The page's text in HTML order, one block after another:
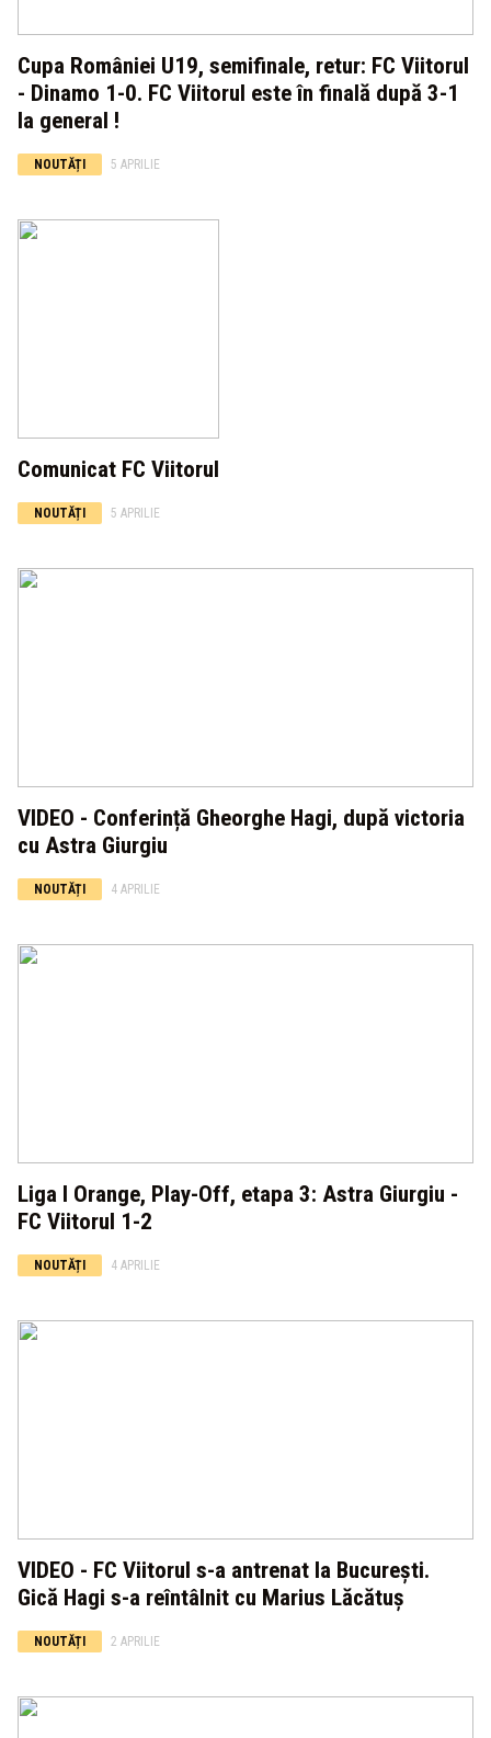
Cupa României U19, semifinale, retur: FC Viitorul
- Dinamo 1-0. FC Viitorul este în finală după 3-1
la general !
NOUTĂȚI 5 APRILIE
Comunicat FC Viitorul
NOUTĂȚI 5 APRILIE
VIDEO - Conferință Gheorghe Hagi, după victoria
cu Astra Giurgiu
NOUTĂȚI 4 APRILIE
Liga I Orange, Play-Off, etapa 3: Astra Giurgiu -
FC Viitorul 1-2
NOUTĂȚI 4 APRILIE
VIDEO - FC Viitorul s-a antrenat la București.
Gică Hagi s-a reîntâlnit cu Marius Lăcătuș
NOUTĂȚI 2 APRILIE